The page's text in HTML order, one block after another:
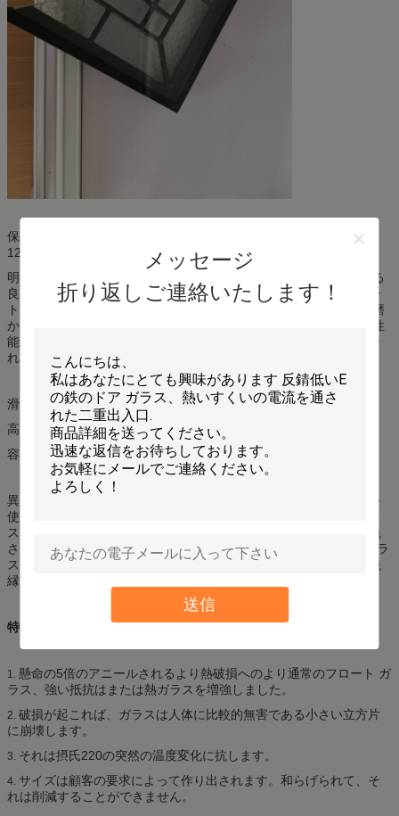
メッセージ
折り返しご連絡いたします！
送信
保証ガラス厚さ3.2MMを6mm 8mmパタン グラスのための10mm
12mm 5mm保証して下さい
明確なフロート ガラスはそれらを混合し、高温の溶かすことによる
良質の砂、自然な鉱石および化学材料によってなされます。フロー
ト ガラスが広がる錫の浴室への溶融ガラスの流れ、溶解した錫で磨
かれ、形作られて。フロート ガラスに滑らかな表面、優秀な光学性
能、安定した化学機能および高いメカニズムの強度があります。そ
れは酸、アルカリおよび腐食に対してまた抵抗力があります。
滑らかな、平面は、目に見える欠陥厳しく制御されます
高く軽い伝送、優秀な光学性能
容易に切られ、絶縁され、和らげられ、塗られるため
異なった厚さのような良質の元のガラスのいろいろ異なった指定を
使用して絶縁されたガラス主に、およびサイズ、無色の透明なガラ
スおよび、和らげられる、絹薄板にされる、浮彫りにされた、着色
された、熱反射上塗を施してあるガラス、低E上塗を施してあるガラ
スおよび他の多くの変化。また平らなかわずかに弓なりにされた絶
縁されたガラスに作ることができます。
特徴:
1. 懸命の5倍のアニールされるより熱破損へのより通常のフロート ガ
ラス、強い抵抗はまたは熱ガラスを増強しました。
2. 破損が起これば、ガラスは人体に比較的無害である小さい立方片
に崩壊します。
3. それは摂氏220の突然の温度変化に抗します。
4. サイズは顧客の要求によって作り出されます。和らげられて、そ
れは削減することができません。